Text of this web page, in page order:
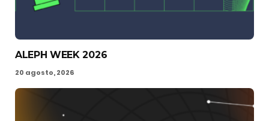
20 agosto, 2026
ALEPH WEEK 2026